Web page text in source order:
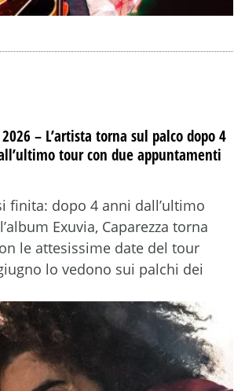
2026 – L’artista torna sul palco dopo 4
tour con due appuntamenti
finita: dopo 4 anni dall’ultimo
Exuvia, Caparezza torna
le attesissime date del tour
lo vedono sui palchi dei